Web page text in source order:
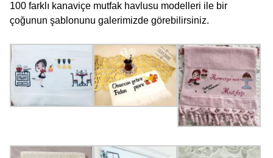
100 farklı kanaviçe mutfak havlusu modelleri ile bir
çoğunun şablonunu galerimizde görebilirsiniz.